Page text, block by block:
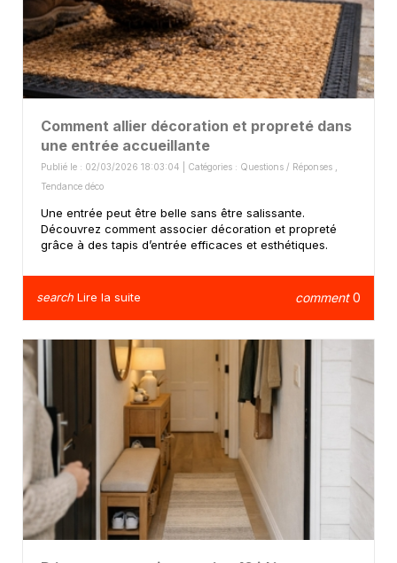
Comment allier décoration et propreté dans
une entrée accueillante
Publié le : 02/03/2026 18:03:04 | Catégories : Questions / Réponses
Tendance déco
Une entrée peut être belle sans être salissante.
Découvrez comment associer décoration et propreté
grâce à des tapis d’entrée efficaces et esthétiques.
search Lire la suite comment0